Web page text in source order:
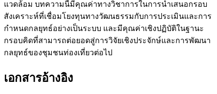
แวดล้อม บทความนี้มีคุณค่าทางวิชาการในการนำเสนอกรอบ
สังเคราะห์ที่เชื่อมโยงทุนทางวัฒนธรรมกับการประเมินและการ
กำหนดกลยุทธ์อย่างเป็นระบบ และมีคุณค่าเชิงปฏิบัติในฐานะ
กรอบคิดที่สามารถต่อยอดสู่การวิจัยเชิงประจักษ์และการพัฒนา
กลยุทธ์ของชุมชนท่องเที่ยวต่อไป
เอกสารอ้างอิง